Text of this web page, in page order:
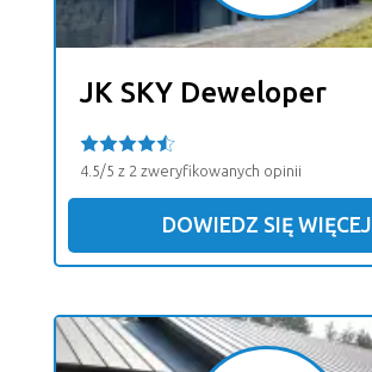
JK SKY Deweloper
4.5/5 z 2 zweryfikowanych opinii
DOWIEDZ SIĘ WIĘCEJ